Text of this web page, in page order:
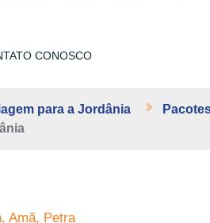
CONOSCO
para a Jordânia
Amã, Petra